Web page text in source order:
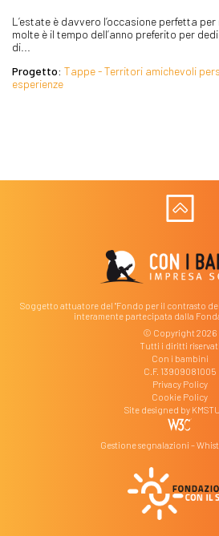
L’estate è davvero l’occasione perfetta
molte è il tempo dell’anno preferito per
di...
Progetto: Tappe - Territori amichevoli
esperienze
Soggetto attuatore del "Fondo per il contrasto
interamente partecipata dalla
© Copyright 2026
Tutti i diritti riservati
Con i bambini
C.F. 13909081005
Privacy Policy
Cookie Policy
Site designed by
Gestione segnalazioni –